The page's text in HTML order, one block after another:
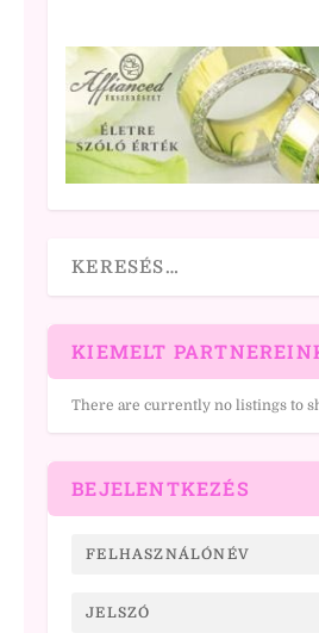
KIEMELT
There are currently no listings to
BEJELENTKEZÉS